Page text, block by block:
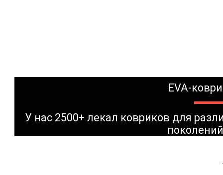
EVA-
У нас 2500+ лекал ковриков для